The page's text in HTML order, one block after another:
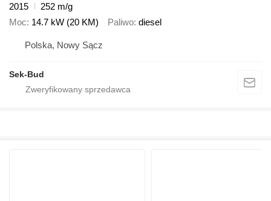
2015
252 m/g
Moc 14.7 kW (20 KM) Paliwo diesel
Polska, Nowy Sącz
Sek-Bud